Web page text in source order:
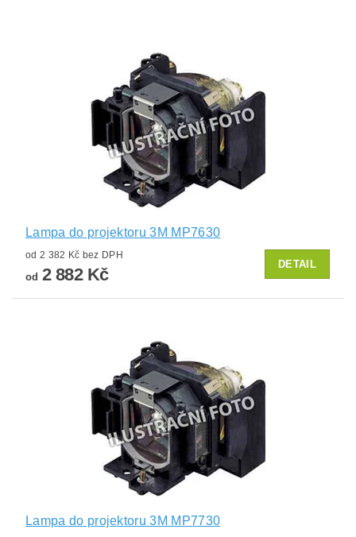
Lampa do projektoru 3M MP7630
od 2 382 Kč bez DPH
od 2 882 Kč
DETAIL
Lampa do projektoru 3M MP7730